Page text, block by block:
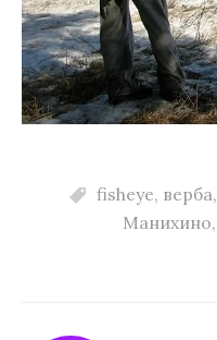
fisheye, верба,
Манихино,